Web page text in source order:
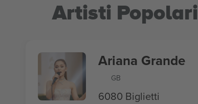
Artisti Popolari
Ariana Grande
GB
6080 Biglietti